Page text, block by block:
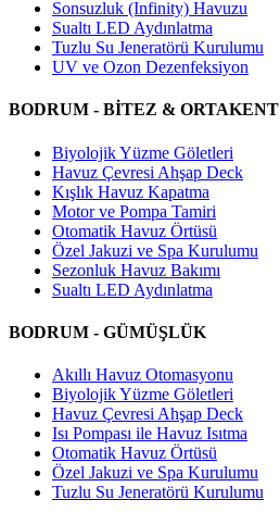
Sonsuzluk (Infinity) Havuzu
Sualtı LED Aydınlatma
Tuzlu Su Jeneratörü Kurulumu
UV ve Ozon Dezenfeksiyon
BODRUM - BİTEZ & ORTAKENT
Biyolojik Yüzme Göletleri
Havuz Çevresi Ahşap Deck
Kışlık Havuz Kapatma
Motor ve Pompa Tamiri
Otomatik Havuz Örtüsü
Özel Jakuzi ve Spa Kurulumu
Sezonluk Havuz Bakımı
Sualtı LED Aydınlatma
BODRUM - GÜMÜŞLÜK
Akıllı Havuz Otomasyonu
Biyolojik Yüzme Göletleri
Havuz Çevresi Ahşap Deck
Isı Pompası ile Havuz Isıtma
Otomatik Havuz Örtüsü
Özel Jakuzi ve Spa Kurulumu
Tuzlu Su Jeneratörü Kurulumu